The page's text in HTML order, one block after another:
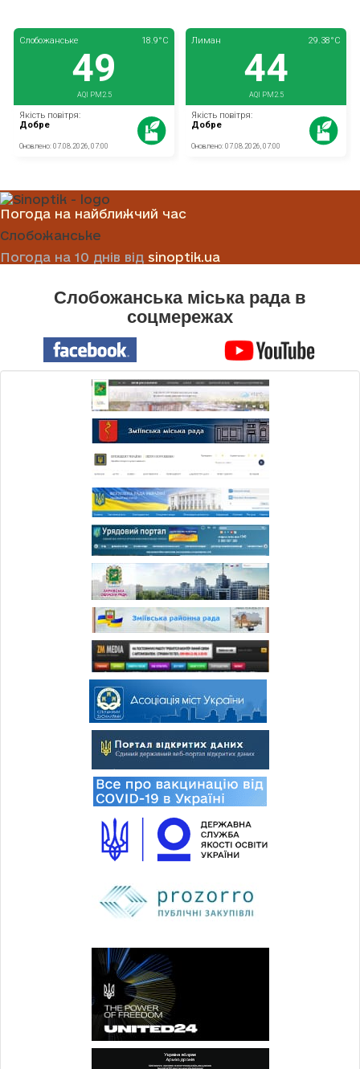
Погода на найближчий час
Слобожанське
Погода на 10 днів від sinoptik.ua
Слобожанська міська рада в
соцмережах